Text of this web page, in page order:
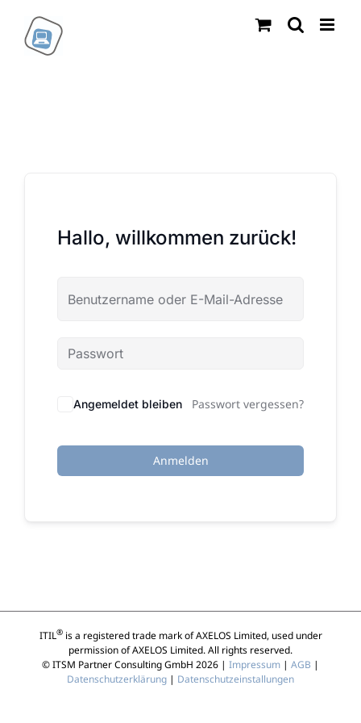
Inhalt
springen
Hallo, willkommen zurück!
Angemeldet bleiben Passwort vergessen?
Anmelden
ITIL®is a registered trade mark of AXELOS Limited, used under
permission of AXELOS Limited. All rights reserved.
© ITSM Partner Consulting GmbH 2026 | Impressum | AGB |
Datenschutzerklärung | Datenschutzeinstallungen